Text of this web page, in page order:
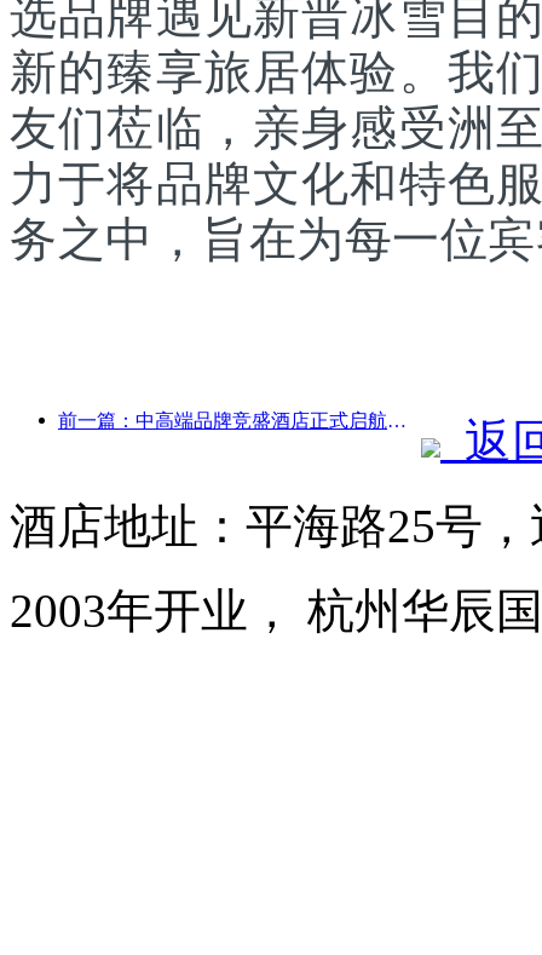
选品牌遇见新晋冰雪目
新的臻享旅居体验。我
友们莅临，亲身感受洲
力于将品牌文化和特色
务之中，旨在为每一位
前一篇：中高端品牌竞盛酒店正式启航，开启电竞文旅融合新模式
返
酒店地址：平海路25号
2003年开业， 杭州华